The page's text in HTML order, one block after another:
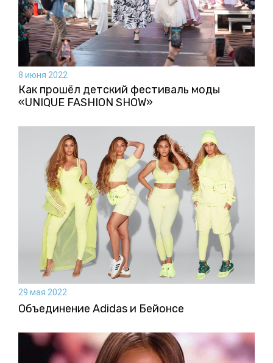
8 июня 2022
Как прошёл детский фестиваль моды
«UNIQUE FASHION SHOW»
29 мая 2022
Объединение Adidas и Бейонсе